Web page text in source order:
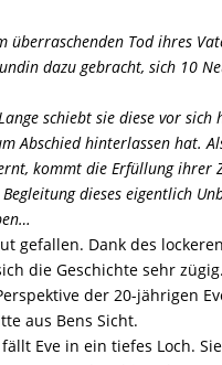
überraschenden Tod ihres
dazu gebracht, sich 10
schiebt sie diese vor sich
Abschied hinterlassen hat.
kommt die Erfüllung ihrer
dieses eigentlich
gefallen. Dank des
die Geschichte sehr
der 20-jährigen
aus Bens Sicht.
Eve in ein tiefes Loch. Sie